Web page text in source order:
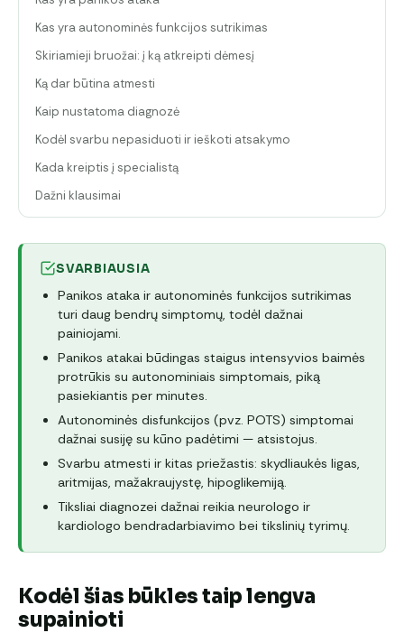
Kas yra autonominės funkcijos sutrikimas
Skiriamieji bruožai: į ką atkreipti dėmesį
Ką dar būtina atmesti
Kaip nustatoma diagnozė
Kodėl svarbu nepasiduoti ir ieškoti atsakymo
Kada kreiptis į specialistą
Dažni klausimai
SVARBIAUSIA
Panikos ataka ir autonominės funkcijos sutrikimas
turi daug bendrų simptomų, todėl dažnai
painiojami.
Panikos atakai būdingas staigus intensyvios baimės
protrūkis su autonominiais simptomais, piką
pasiekiantis per minutes.
Autonominės disfunkcijos (pvz. POTS) simptomai
dažnai susiję su kūno padėtimi — atsistojus.
Svarbu atmesti ir kitas priežastis: skydliaukės ligas,
aritmijas, mažakraujystę, hipoglikemiją.
Tiksliai diagnozei dažnai reikia neurologo ir
kardiologo bendradarbiavimo bei tikslinių tyrimų.
Kodėl šias būkles taip lengva
supainioti